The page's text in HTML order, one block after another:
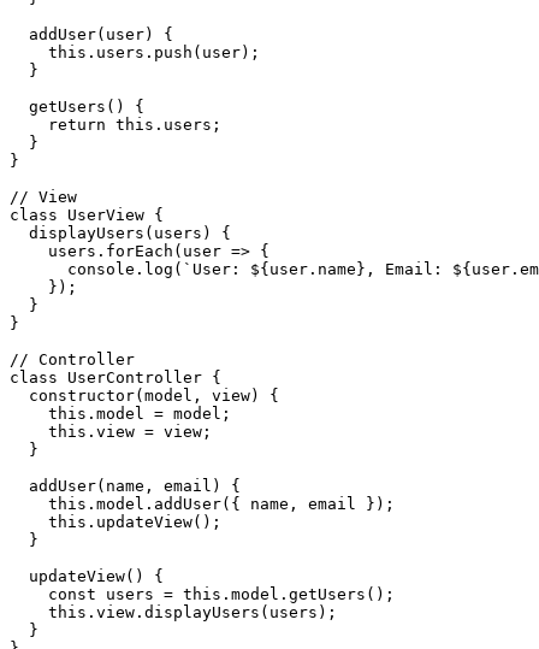
addUser( user) {
this . users . push (user);
  }
getUsers ( ) {
return this . users ;
  }
}
// View
class
UserView {
displayUsers ( users ) {
    users.
forEach ( user => {
console . log ( `User: ${user.name} , Email:
    });
  }
}
// Controller
class
UserController {
constructor( model, view) {
this . model = model;
this . view = view;
  }
addUser( name, email ) {
this . model . addUser({ name, email });
this . updateView();
  }
updateView( ) {
const users = this . model . getUsers ();
this . view . displayUsers (users);
  }